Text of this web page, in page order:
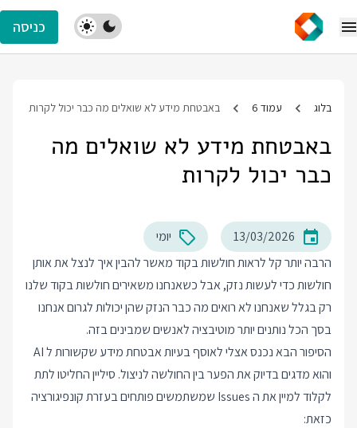
כניסה
בלוג עמוד 6 באבטחת מידע לא שואלים מה כבר יכול לקרות
באבטחת מידע לא שואלים מה
כבר יכול לקרות
13/03/2026
יומי
הרבה יותר קל לראות חולשות בקוד מאשר להבין איך לנצל את אותן
חולשות כדי לעשות נזק, אבל כשאנחנו משאירים חולשות בקוד שלנו
רק בגלל שאנחנו לא רואים מה כבר הנזק שהן יכולות לגרום אנחנו
בסך הכל נותנים יותר מוטיבציה לאנשים שמבינים בזה.
הסיפור הבא נכנס אצלי לאוסף בעיות אבטחת מידע שקשורות ל AI
והוא מדגים בדיוק את הפער בין החולשה לניצול. סיליין החליטו לתת
לקלוד למיין את ה Issues שמשתמשים פותחים בעזרת קונפיגורציה
כזאת: